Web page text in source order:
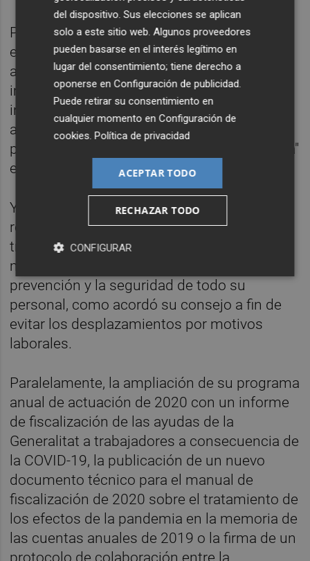
Para la Sindicatura, la situación
extraordinaria pone de manifiesto su
apuesta por la modernización y la
implantación de las tecnologías de la
información, la auditoría sin papeles y la
administración electrónica, que le
permitieron afrontar "con celeridad y eficacia"
el cumplimiento de sus funciones.
Y lo hizo con casi la totalidad de su plantilla
realizando sus tareas en modalidad de
trabajo no presencial, respetando las
medidas decretadas y garantizando la
prevención y la seguridad de todo su
personal, como acordó su consejo a fin de
evitar los desplazamientos por motivos
laborales.
Paralelamente, la ampliación de su programa
anual de actuación de 2020 con un informe
de fiscalización de las ayudas de la
Generalitat a trabajadores a consecuencia de
la COVID-19, la publicación de un nuevo
documento técnico para el manual de
fiscalización de 2020 sobre el tratamiento de
los efectos de la pandemia en la memoria de
las cuentas anuales de 2019 o la firma de un
del dispositivo. Sus elecciones se aplican
solo a este sitio web. Algunos proveedores
pueden basarse en el interés legítimo en
lugar del consentimiento; tiene derecho a
oponerse enConfiguración de publicidad.
Puede retirar su consentimiento en
cualquier momento enConfiguración de
cookies.Política de privacidad
ACEPTAR TODO
RECHAZAR TODO
CONFIGURAR